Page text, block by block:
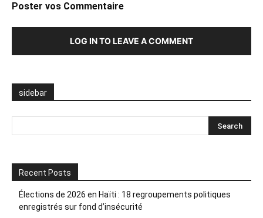
Poster vos Commentaire
LOG IN TO LEAVE A COMMENT
sidebar
Recent Posts
Élections de 2026 en Haïti : 18 regroupements politiques
enregistrés sur fond d’insécurité